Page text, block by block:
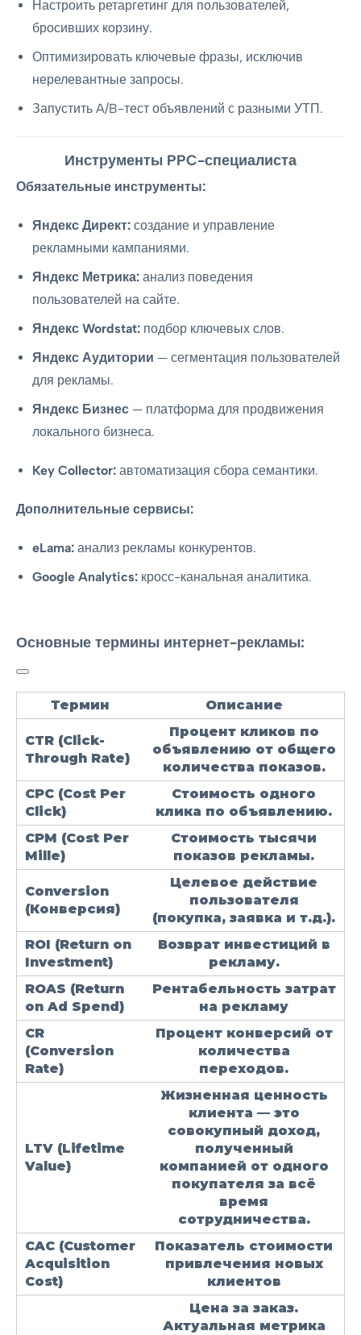
Настроить ретаргетинг для пользователей,
бросивших корзину.
Оптимизировать ключевые фразы, исключив
нерелевантные запросы.
Запустить A/B-тест объявлений с разными УТП.
Инструменты PPC-специалиста
Обязательные инструменты:
Яндекс Директ: создание и управление
рекламными кампаниями.
Яндекс Метрика: анализ поведения
пользователей на сайте.
Яндекс Wordstat: подбор ключевых слов.
Яндекс Аудитории — сегментация пользователей
для рекламы.
Яндекс Бизнес — платформа для продвижения
локального бизнеса.
Key Collector: автоматизация сбора семантики.
Дополнительные сервисы:
eLama: анализ рекламы конкурентов.
Google Analytics: кросс-канальная аналитика.
Основные термины интернет-рекламы:
Термин Описание
CTR (Click-
Through Rate)
Процент кликов по
объявлению от общего
количества показов.
CPC (Cost Per
Click)
Стоимость одного
клика по объявлению.
CPM (Cost Per
Mille)
Стоимость тысячи
показов рекламы.
Conversion
(Конверсия)
Целевое действие
пользователя
(покупка, заявка и т.д.).
ROI (Return on
Investment)
Возврат инвестиций в
рекламу.
ROAS (Return
on Ad Spend)
Рентабельность затрат
на рекламу
CR
(Conversion
Rate)
Процент конверсий от
количества
переходов.
LTV (Lifetime
Value)
Жизненная ценность
клиента — это
совокупный доход,
полученный
компанией от одного
покупателя за всё
время
сотрудничества.
CAC (Customer
Acquisition
Cost)
Показатель стоимости
привлечения новых
клиентов
Цена за заказ.
Актуальная метрика